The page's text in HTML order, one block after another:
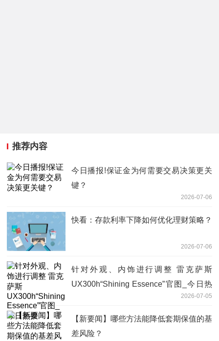
推荐内容
今日播报!保证金为何需要交易决策更关
键？
2026-07-06
快看：存款利率下降如何优化理财策略？
2026-07-06
针对外观、内饰进行调整 雷克萨斯
UX300h“Shining Essence”官图_今日热
2026-07-05
【新要闻】哪些方法能降低套期保值的基
差风险？